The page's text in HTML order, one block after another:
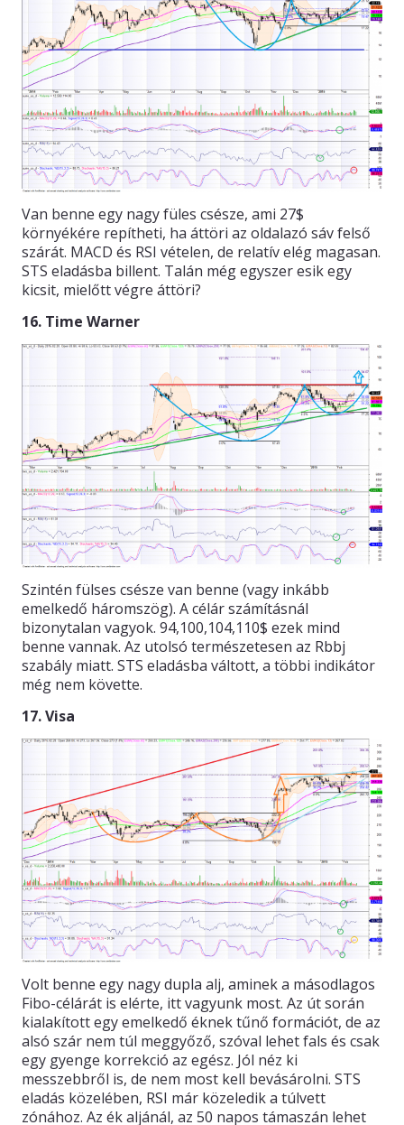
Van benne egy nagy füles csésze, ami 27$
környékére repítheti, ha áttöri az oldalazó sáv felső
szárát. MACD és RSI vételen, de relatív elég magasan.
STS eladásba billent. Talán még egyszer esik egy
kicsit, mielőtt végre áttöri?
16. Time Warner
Szintén fülses csésze van benne (vagy inkább
emelkedő háromszög). A célár számításnál
bizonytalan vagyok. 94,100,104,110$ ezek mind
benne vannak. Az utolsó természetesen az Rbbj
szabály miatt. STS eladásba váltott, a többi indikátor
még nem követte.
17. Visa
Volt benne egy nagy dupla alj, aminek a másodlagos
Fibo-célárát is elérte, itt vagyunk most. Az út során
kialakított egy emelkedő éknek tűnő formációt, de az
alsó szár nem túl meggyőző, szóval lehet fals és csak
egy gyenge korrekció az egész. Jól néz ki
messzebbről is, de nem most kell bevásárolni. STS
eladás közelében, RSI már közeledik a túlvett
zónához. Az ék aljánál, az 50 napos támaszán lehet